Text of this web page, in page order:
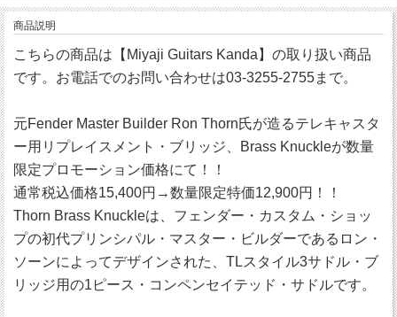
商品説明
こちらの商品は【Miyaji Guitars Kanda】の取り扱い商品
です。お電話でのお問い合わせは03-3255-2755まで。
元Fender Master Builder Ron Thorn氏が造るテレキャスタ
ー用リプレイスメント・ブリッジ、Brass Knuckleが数量
限定プロモーション価格にて！！
通常税込価格15,400円→数量限定特価12,900円！！
Thorn Brass Knuckleは、フェンダー・カスタム・ショッ
プの初代プリンシパル・マスター・ビルダーであるロン・
ソーンによってデザインされた、TLスタイル3サドル・ブ
リッジ用の1ピース・コンペンセイテッド・サドルです。